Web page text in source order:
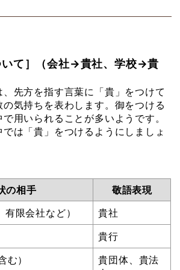
いて］（会社→貴社、学校→貴
先方を指す言葉に「貴」をつけて
気持ちを表わします。御をつける
用いられることが多いようです。
は「貴」をつけるようにしましょ
の相手
敬語表現
限会社など）
貴社
貴行
）
貴団体、貴法